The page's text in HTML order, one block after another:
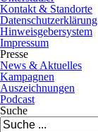
Kontakt & Standorte
Datenschutzerklärung
Hinweisgebersystem
Impressum
Presse
News & Aktuelles
Kampagnen
Auszeichnungen
Podcast
Suche